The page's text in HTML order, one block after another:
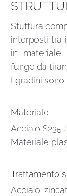
Stuttura
interposti tra
in materiale
funge da
I gradini
Materiale
Acciaio
Materiale
Trattamento
Acciaio: